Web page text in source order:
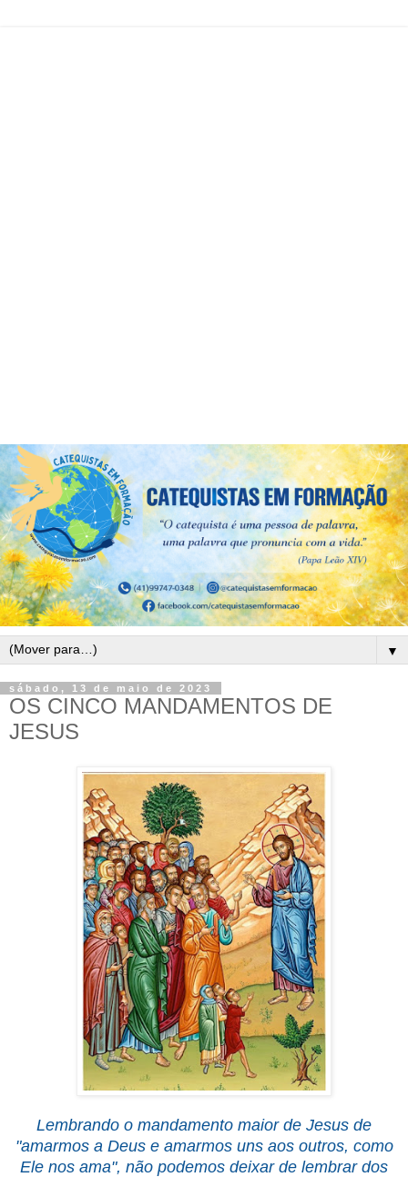
▼
sábado, 13 de maio de 2023
OS CINCO MANDAMENTOS DE
JESUS
Lembrando o mandamento maior de Jesus de
"amarmos a Deus e amarmos uns aos outros, como
Ele nos ama", não podemos deixar de lembrar dos